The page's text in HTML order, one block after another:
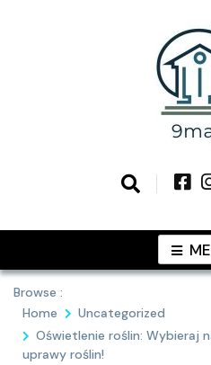
Browse :
Home
Uncategorized
Oświetlenie roślin: Wybieraj
uprawy roślin!